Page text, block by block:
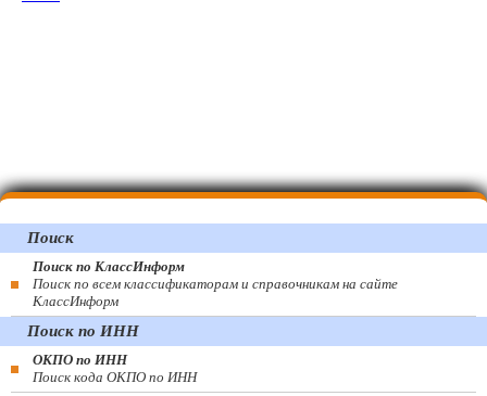
Поиск
Поиск по КлассИнформ
Поиск по всем классификаторам и справочникам на сайте
КлассИнформ
Поиск по ИНН
ОКПО по ИНН
Поиск кода ОКПО по ИНН